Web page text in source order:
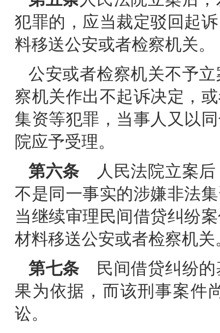
犯罪的，应当裁定驳回起
料移送公安或者检察机关。
公安或者检察机关不予
察机关作出不起诉决定，
集资等犯罪，当事人又以
院应予受理。
第六条 人民法院立案后
不是同一事实的涉嫌非法
当继续审理民间借贷纠纷
材料移送公安或者检察机关
第七条 民间借贷纠纷的
果为依据，而该刑事案件
讼。